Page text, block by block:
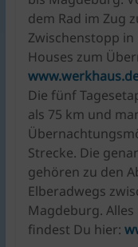
dem Rad im Zug
Zwischenstopp
Houses zum
Die fünf
als 75 km und
Strecke. Die
gehören zu den
Elberadwegs
Magdeburg.
findest Du hier: